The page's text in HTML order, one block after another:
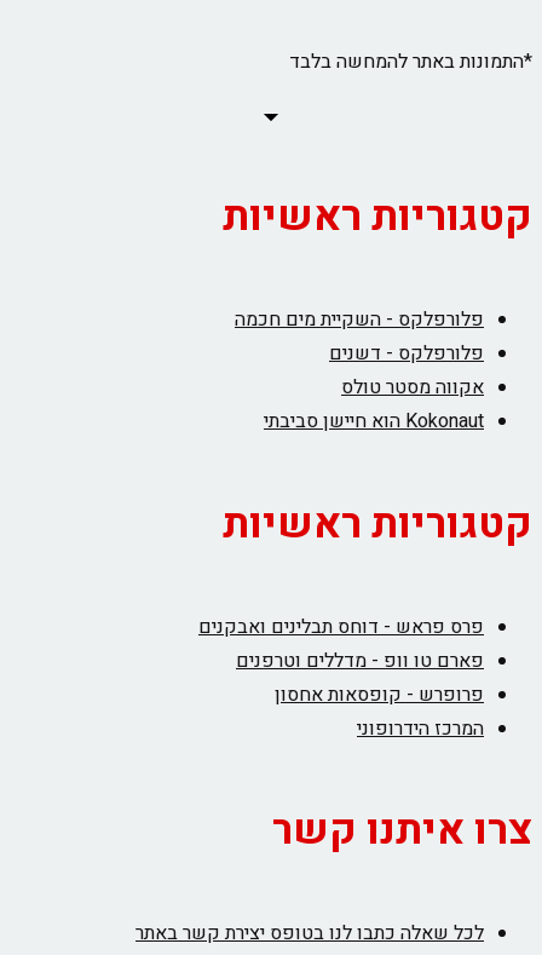
*התמונות באתר להמחשה בלבד
קטגוריות ראשיות
פלורפלקס - השקיית מים חכמה
פלורפלקס - דשנים
אקווה מסטר טולס
Kokonaut הוא חיישן סביבתי
קטגוריות ראשיות
פרס פראש - דוחס תבלינים ואבקנים
פארם טו וופ - מדללים וטרפנים
פרופרש - קופסאות אחסון
המרכז הידרופוני
צרו איתנו קשר
לכל שאלה כתבו לנו בטופס יצירת קשר באתר